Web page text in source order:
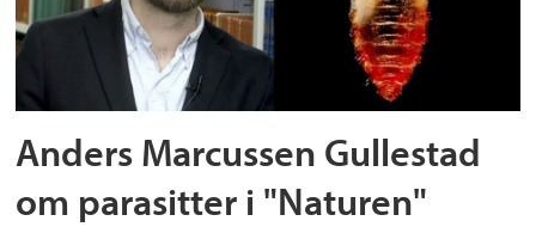
Anders Marcussen Gullestad
om parasitter i "Naturen"